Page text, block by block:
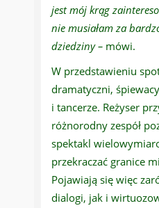
jest mój krąg
nie musiałam za
dziedziny – mówi.
W przedstawieniu
dramatyczni,
i tancerze. Reżyser
różnorodny zespół
spektakl
przekraczać granice
Pojawiają się więc
dialogi, jak i